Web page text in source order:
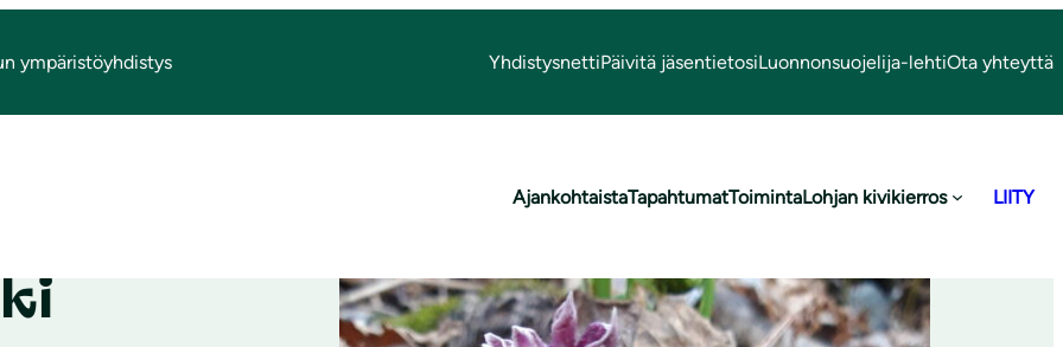
ympäristöyhdistys YhdistysnettiPäivitä jäsentietosiLuonnonsuojelija-lehtiOta yhteyttä
AjankohtaistaTapahtumatToimintaLohjan kivikierros LIITY